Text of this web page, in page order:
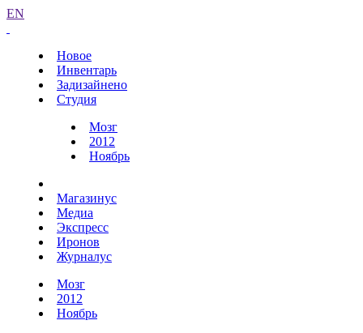
EN
Новое
Инвентарь
Задизайнено
Студия
Мозг
2012
Ноябрь
Магазинус
Медиа
Экспресс
Иронов
Журналус
Мозг
2012
Ноябрь